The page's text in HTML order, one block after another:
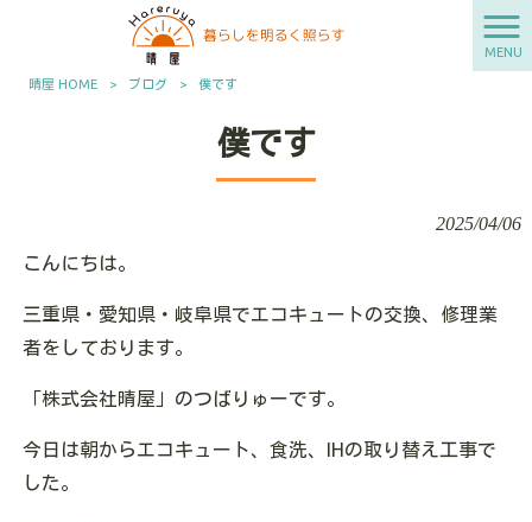
MENU
晴屋 HOME > ブログ > 僕です
僕です
2025/04/06
こんにちは。
三重県・愛知県・岐阜県でエコキュートの交換、修理業
者をしております。
「株式会社晴屋」のつばりゅーです。
今日は朝からエコキュート、食洗、IHの取り替え工事で
した。